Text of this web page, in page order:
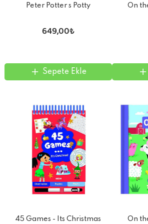
Peter Potter s Potty
649,00₺
Sepete Ekle
On
45 Games - Its Christmas
On